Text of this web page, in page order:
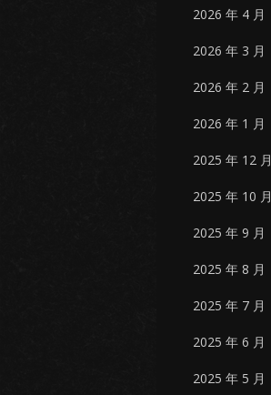
2026 年 4 月
2026 年 3 月
2026 年 2 月
2026 年 1 月
2025 年 12 月
2025 年 10 月
2025 年 9 月
2025 年 8 月
2025 年 7 月
2025 年 6 月
2025 年 5 月